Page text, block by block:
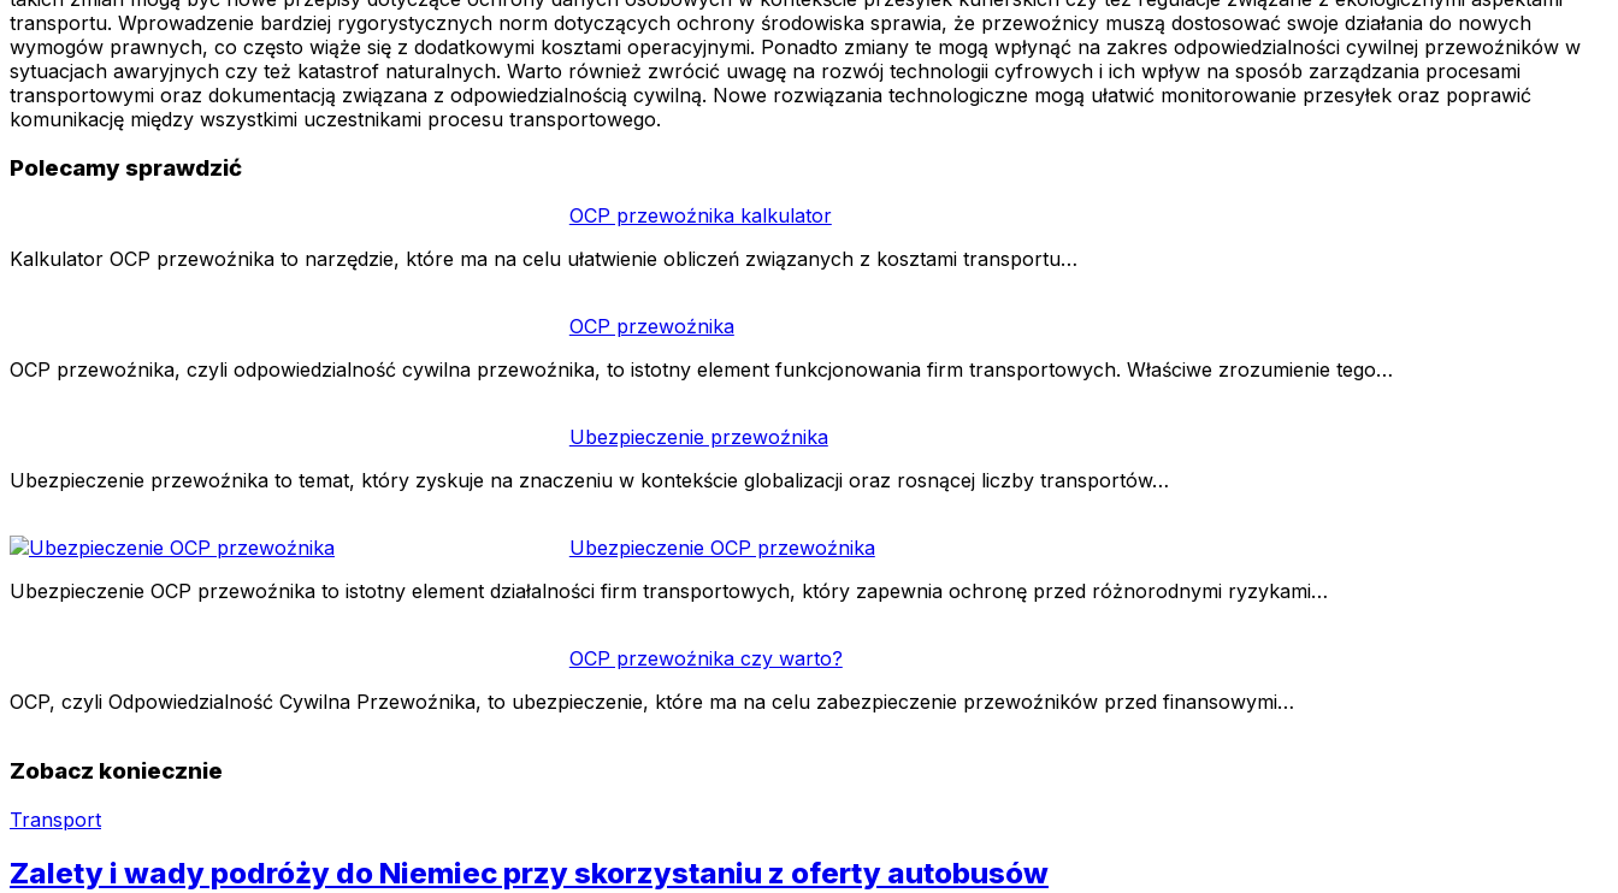
transportu. Wprowadzenie bardziej rygorystycznych norm dotyczących ochrony środowiska sprawia, że przewoźnicy muszą dostosować swoje działania do nowych
wymogów prawnych, co często wiąże się z dodatkowymi kosztami operacyjnymi. Ponadto zmiany te mogą wpłynąć na zakres odpowiedzialności cywilnej przewoźników w
sytuacjach awaryjnych czy też katastrof naturalnych. Warto również zwrócić uwagę na rozwój technologii cyfrowych i ich wpływ na sposób zarządzania procesami
transportowymi oraz dokumentacją związana z odpowiedzialnością cywilną. Nowe rozwiązania technologiczne mogą ułatwić monitorowanie przesyłek oraz poprawić
komunikację między wszystkimi uczestnikami procesu transportowego.
Polecamy sprawdzić
OCP przewoźnika kalkulator
Kalkulator OCP przewoźnika to narzędzie, które ma na celu ułatwienie obliczeń związanych z kosztami transportu…
OCP przewoźnika
OCP przewoźnika, czyli odpowiedzialność cywilna przewoźnika, to istotny element funkcjonowania firm transportowych. Właściwe zrozumienie tego…
Ubezpieczenie przewoźnika
Ubezpieczenie przewoźnika to temat, który zyskuje na znaczeniu w kontekście globalizacji oraz rosnącej liczby transportów…
Ubezpieczenie OCP przewoźnika
Ubezpieczenie OCP przewoźnika to istotny element działalności firm transportowych, który zapewnia ochronę przed różnorodnymi ryzykami…
OCP przewoźnika czy warto?
OCP, czyli Odpowiedzialność Cywilna Przewoźnika, to ubezpieczenie, które ma na celu zabezpieczenie przewoźników przed finansowymi…
Zobacz koniecznie
Transport
Zalety i wady podróży do Niemiec przy skorzystaniu z oferty autobusów